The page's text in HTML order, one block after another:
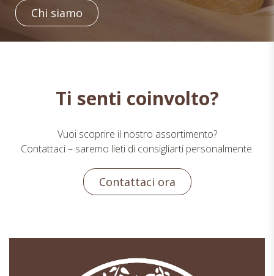
Chi siamo
Ti senti coinvolto?
Vuoi scoprire il nostro assortimento?
Contattaci – saremo lieti di consigliarti personalmente.
Contattaci ora